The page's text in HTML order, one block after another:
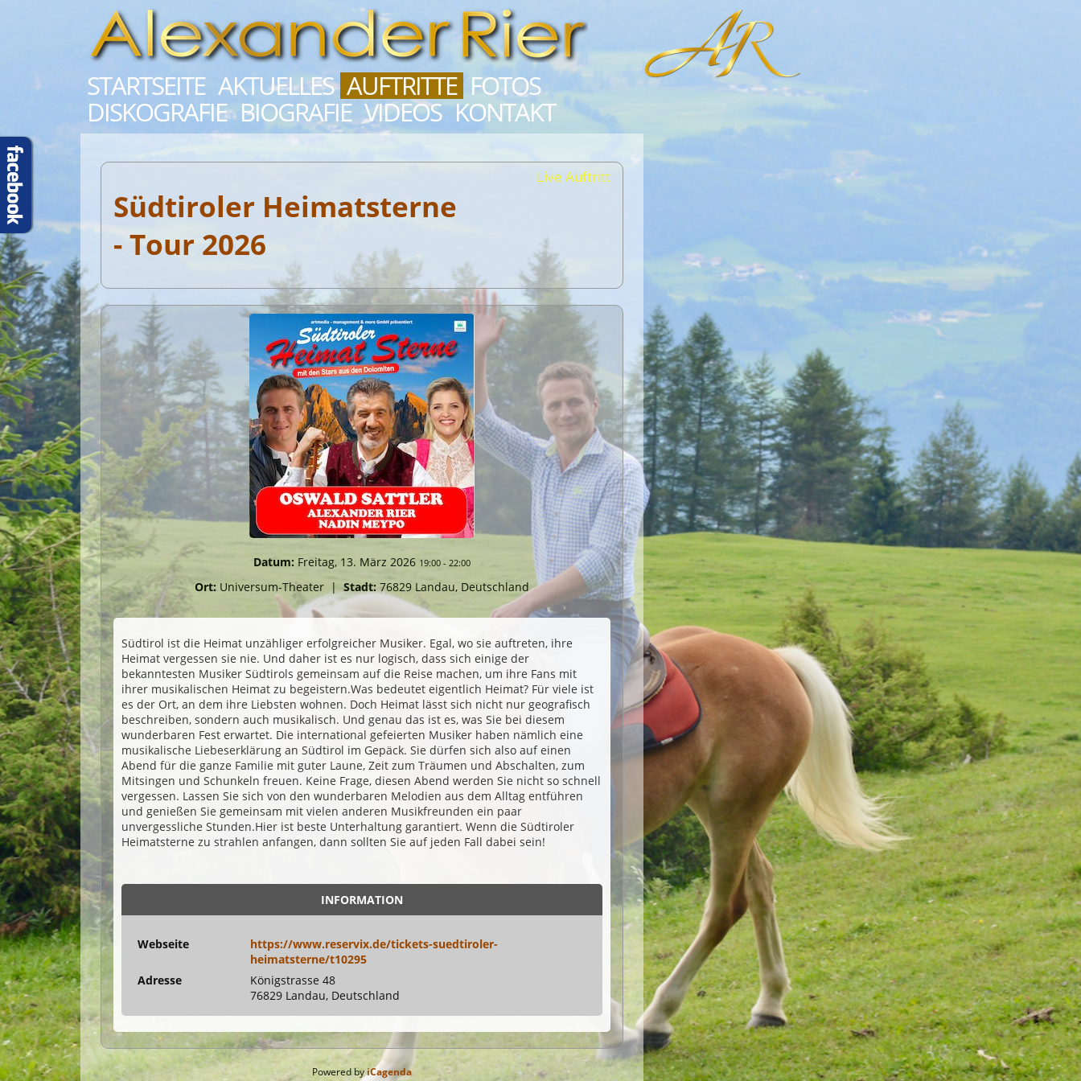
STARTSEITE AKTUELLES AUFTRITTE FOTOS
DISKOGRAFIE BIOGRAFIE VIDEOS KONTAKT
Südtiroler Heimatsterne
- Tour 2026
Live Auftritt
Datum: Freitag, 13. März 2026 19:00 - 22:00
Ort: Universum-Theater | Stadt:76829 Landau, Deutschland
Südtirol ist die Heimat unzähliger erfolgreicher Musiker. Egal, wo sie auftreten, ihre
Heimat vergessen sie nie. Und daher ist es nur logisch, dass sich einige der
bekanntesten Musiker Südtirols gemeinsam auf die Reise machen, um ihre Fans mit
ihrer musikalischen Heimat zu begeistern.Was bedeutet eigentlich Heimat? Für viele ist
es der Ort, an dem ihre Liebsten wohnen. Doch Heimat lässt sich nicht nur geografisch
beschreiben, sondern auch musikalisch. Und genau das ist es, was Sie bei diesem
wunderbaren Fest erwartet. Die international gefeierten Musiker haben nämlich eine
musikalische Liebeserklärung an Südtirol im Gepäck. Sie dürfen sich also auf einen
Abend für die ganze Familie mit guter Laune, Zeit zum Träumen und Abschalten, zum
Mitsingen und Schunkeln freuen. Keine Frage, diesen Abend werden Sie nicht so schnell
vergessen. Lassen Sie sich von den wunderbaren Melodien aus dem Alltag entführen
und genießen Sie gemeinsam mit vielen anderen Musikfreunden ein paar
unvergessliche Stunden.Hier ist beste Unterhaltung garantiert. Wenn die Südtiroler
Heimatsterne zu strahlen anfangen, dann sollten Sie auf jeden Fall dabei sein!
INFORMATION
Webseite
https://www.reservix.de/tickets-suedtiroler-
heimatsterne/t10295
Adresse
Königstrasse 48
76829 Landau, Deutschland
Powered byiCagenda